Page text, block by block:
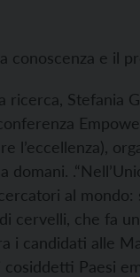
e il
ricerca, Stefania
l’eccellenza),
.
al
cervelli, che fa
i candidati alle
Paesi